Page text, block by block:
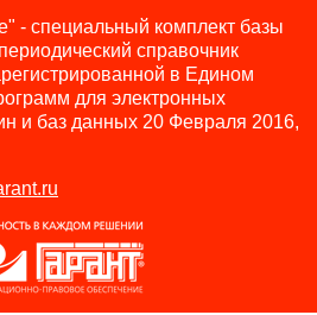
- специальный комплект базы
справочник
в Едином
для электронных
и баз данных 20 Февраля 2016,